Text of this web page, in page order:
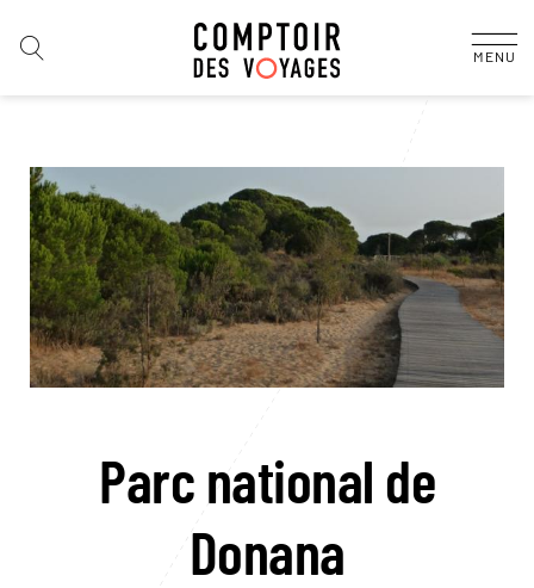
MENU
Parc national de
Donana